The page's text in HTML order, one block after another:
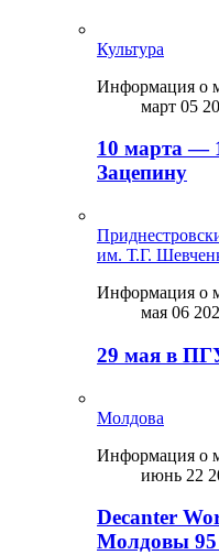
Культура
Информация о
март 05
10 марта —
Зацепину
им. Т.Г.
Информация о
мая 06
29 мая в
Молдова
Информация о
июнь 22
Decanter
Молдовы 95